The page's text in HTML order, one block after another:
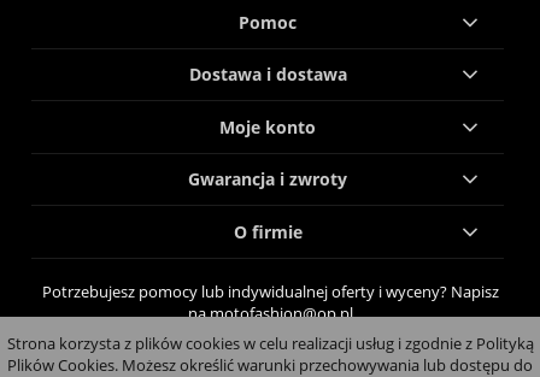
Strona korzysta z plików cookies w celu realizacji usług i zgodnie z Polityką
Plików Cookies. Możesz określić warunki przechowywania lub dostępu do
Pomoc
Dostawa i dostawa
Moje konto
Gwarancja i zwroty
O firmie
Potrzebujesz pomocy lub indywidualnej oferty i wyceny? Napisz
na motofashion@op.pl
pokaż pełną wersję strony